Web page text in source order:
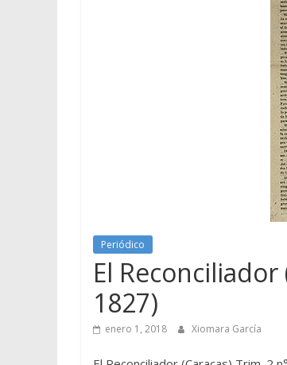
Periódico
El Reconciliador
1827)
enero 1, 2018 Xiomara García